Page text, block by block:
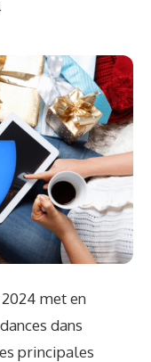
met en
dans
principales